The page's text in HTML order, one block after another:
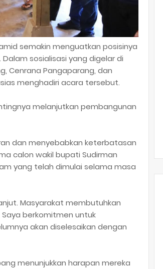
semakin menguatkan posisinya
sosialisasi yang digelar di
Cenrana Pangaparang, dan
menghadiri acara tersebut.
melanjutkan pembangunan
dan menyebabkan keterbatasan
calon wakil bupati Sudirman
yang telah dimulai selama masa
Masyarakat membutuhkan
berkomitmen untuk
akan diselesaikan dengan
menunjukkan harapan mereka